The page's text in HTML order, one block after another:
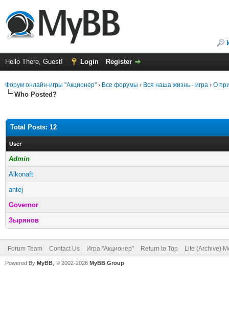
Hello There, Guest! Login Register
Форум онлайн-игры "Акционер" › Все форумы › Вся наша жизнь - игра › О
Who Posted?
Total Posts: 12
User
Admin
Alkonaft
antej
Governor
Зырянов
Forum Team Contact Us Игра "Акционер" Return to Top Lite (Archive)
Powered By MyBB , © 2002-2026 MyBB Group